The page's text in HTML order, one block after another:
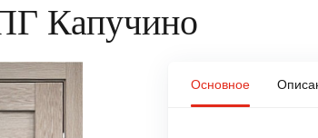
Капучино
Основное